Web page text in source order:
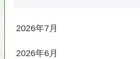
2026年7月
2026年6月